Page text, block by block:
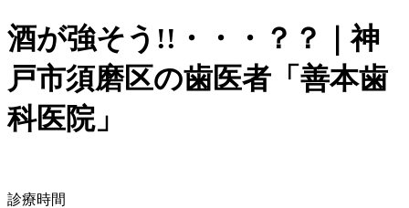
酒が強そう!!・・・？？｜神
戸市須磨区の歯医者「善本歯
科医院」
診療時間